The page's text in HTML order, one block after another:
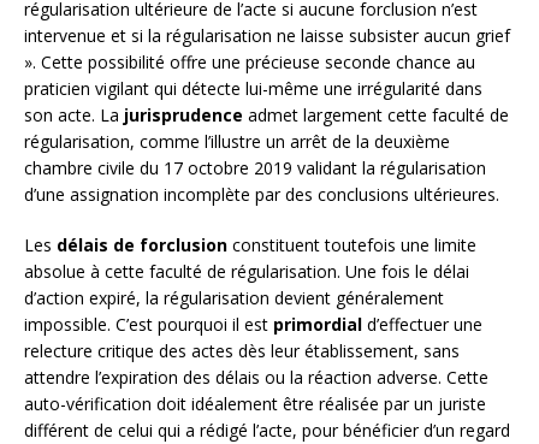
régularisation ultérieure de l’acte si aucune forclusion n’est
intervenue et si la régularisation ne laisse subsister aucun grief
». Cette possibilité offre une précieuse seconde chance au
praticien vigilant qui détecte lui-même une irrégularité dans
son acte. La jurisprudence admet largement cette faculté de
régularisation, comme l’illustre un arrêt de la deuxième
chambre civile du 17 octobre 2019 validant la régularisation
d’une assignation incomplète par des conclusions ultérieures.
Les délais de forclusion constituent toutefois une limite
absolue à cette faculté de régularisation. Une fois le délai
d’action expiré, la régularisation devient généralement
impossible. C’est pourquoi il est primordial d’effectuer une
relecture critique des actes dès leur établissement, sans
attendre l’expiration des délais ou la réaction adverse. Cette
auto-vérification doit idéalement être réalisée par un juriste
différent de celui qui a rédigé l’acte, pour bénéficier d’un regard